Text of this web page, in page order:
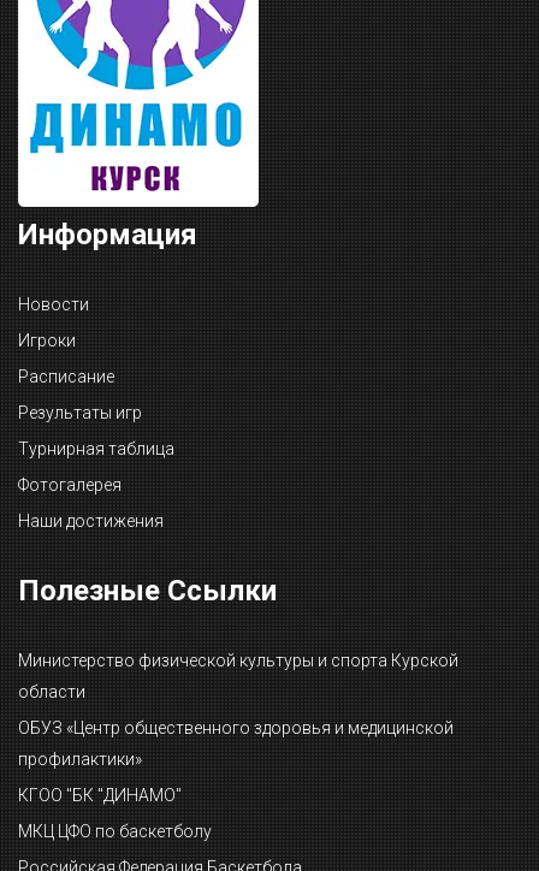
Информация
Новости
Игроки
Расписание
Результаты игр
Турнирная таблица
Фотогалерея
Наши достижения
Полезные Ссылки
Министерство физической культуры и спорта Курской
области
ОБУЗ «Центр общественного здоровья и медицинской
профилактики»
КГОО "БК "ДИНАМО"
МКЦ ЦФО по баскетболу